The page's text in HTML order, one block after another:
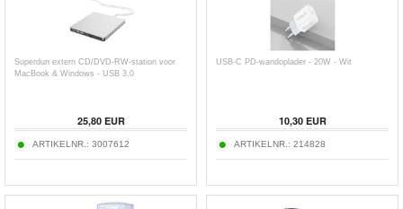
Superdun extern CD/DVD-RW-station voor
MacBook & Windows - USB 3.0
25,80EUR
ARTIKELNR.: 3007612
USB-C PD-wandoplader - 20W - Wit
10,30EUR
ARTIKELNR.: 214828